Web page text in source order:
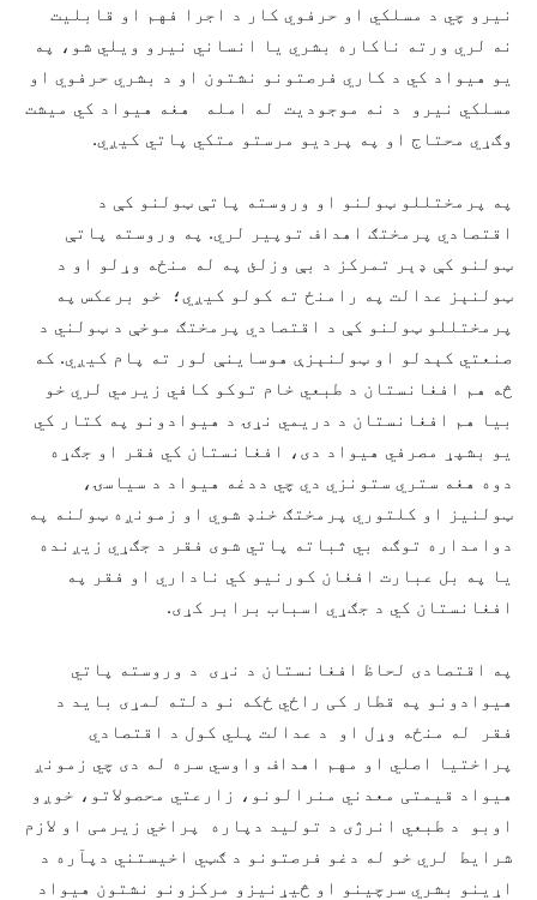
نیرو چي د مسلکي او حرفوي کار د اجرا فهم او قابلیت
نه لري ورته ناکاره بشري یا انساني نیرو ویلي شو، په
یو هیواد کي د کاري فرصتونو نشتون او د بشري حرفوي او
مسلکي نیرو د نه موجودیت له امله هغه هیواد کي میشت
وګړي محتاج او په پردیو مرستو متکي پاتي کیږي.
په پرمختللو ټولنو او وروسته پاتې ټولنو کې د
اقتصادي پرمختګ اهداف توپیر لري. په وروسته پاتې
ټولنو کې ډېر تمرکز د بې وزلئ په له منځه وړلو او د
ټولنېز عدالت په رامنځ ته کولو کیږي؛ خو برعکس په
پرمختللو ټولنو کې د اقتصادي پرمختګ موخې د ټولني د
صنعتي کېدلو او ټولنېزې هوساینې لور ته پام کیږي. که
څه هم افغانستان د طبعي خام توکو کافي زیرمي لري خو
بیا هم افغانستان د دریمي نړۍ د هیوادونو په کتار کي
یو بشپړ مصرفي هیواد دی، افغانستان کي فقر او جګړه
دوه هغه ستري ستونزي دي چي ددغه هیواد د سیاسۍ،
ټولنیز او کلتوري پرمختګ خنډ شوي او زمونږه ټولنه په
دوامداره توګه بي ثباته پاتي شوی فقر د جګړي زیږنده
یا په بل عبارت افغان کورنیو کي ناداري او فقر په
افغانستان کي د جګړي اسباب برابر کړی.
په اقتصادی لحاظ افغانستان د نړی د وروسته پاتي
هیوادونو په قطار کی راځي ځکه نو دلته لمړی باید د
فقر له منځه وړل او د عدالت پلي کول د اقتصادي
پراختیا اصلي او مهم اهداف واوسي سره له دی چي زمونږ
هیواد قیمتی معدني منرالونو، زارعتي محصولاتو، خوږو
اوبو د طبعي انرژی د تولید دپاره پراخي زیرمی او لازم
شرایط لري خو له دغو فرصتونو د ګټي اخیستني دپآره د
اړینو بشري سرچینو او څیړنیزو مرکزونو نشتون هیواد